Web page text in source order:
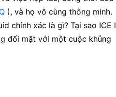
), và họ vô cùng thông minh.
chính xác là gì? Tại sao ICE
đối mặt với một cuộc khủng